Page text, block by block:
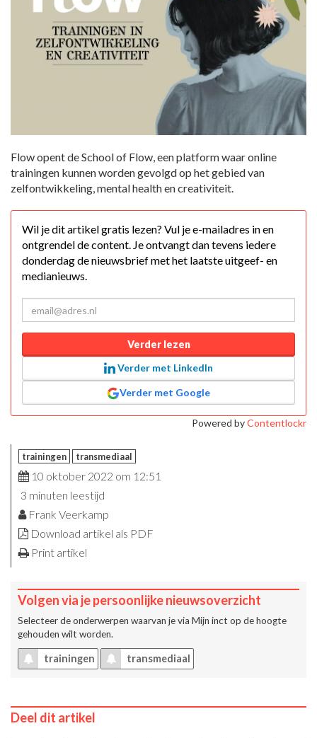
Flow opent de School of Flow, een platform waar online
trainingen kunnen worden gevolgd op het gebied van
zelfontwikkeling, mental health en creativiteit.
Wil je dit artikel gratis lezen? Vul je e-mailadres in en
ontgrendel de content. Je ontvangt dan tevens iedere
donderdag de nieuwsbrief met het laatste uitgeef- en
medianieuws.
Verder lezen
Verder met LinkedIn
Verder met Google
Powered byContentlockr
trainingen transmediaal
10 oktober 2022 om 12:51
3 minuten leestijd
Frank Veerkamp
Download artikel als PDF
Print artikel
Volgen via je persoonlijke nieuwsoverzicht
Selecteer de onderwerpen waarvan je via Mijn inct op de hoogte
gehouden wilt worden.
trainingen transmediaal
Deel dit artikel